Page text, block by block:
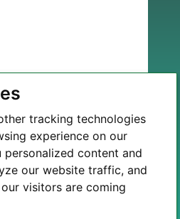
tracking technologies
experience on our
content and
our website traffic, and
visitors are coming
команда надішле вам
після надсилання.
нашу відповідь, ми
папки СПАМ/
якщо ви не бачите нашого
скриньці.